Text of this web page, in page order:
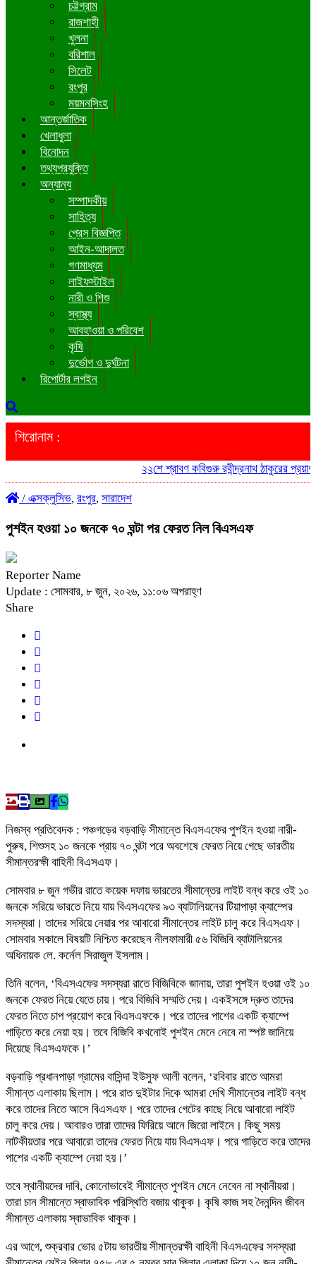
চট্টগ্রাম
রাজশাহী
খুলনা
বরিশাল
সিলেট
রংপুর
ময়মনসিংহ
আন্তর্জাতিক
খেলাধুলা
বিনোদন
তথ্যপ্রযুক্তি
অন্যান্য
সম্পাদকীয়
সাহিত্য
প্রেস বিজ্ঞপ্তি
আইন-আদালত
গণমাধ্যম
লাইফস্টাইল
নারী ও শিশু
স্বাস্থ্য
আবহাওয়া ও পরিবেশ
কৃষি
দুর্ভোগ ও দুর্ঘটনা
রিপোর্টার লগইন
শিরোনাম :
২২শে শ্রাবণ কবিগুরু রবীন্দ্রনাথ ঠাকুরের প্রয়াণ
/ এক্সক্লুসিভ, রংপুর, সারাদেশ
পুশইন হওয়া ১০ জনকে ৭০ ঘন্টা পর ফেরত নিল বিএসএফ
Reporter Name
Update : সোমবার, ৮ জুন, ২০২৬, ১১:০৬ অপরাহ্ণ
Share
নিজস্ব প্রতিবেদক : পঞ্চগড়ের বড়বাড়ি সীমান্তে বিএসএফের পুশইন হওয়া নারী-
পুরুষ, শিশুসহ ১০ জনকে প্রায় ৭০ ঘন্টা পরে অবশেষে ফেরত নিয়ে গেছে ভারতীয়
সীমান্তরক্ষী বাহিনী বিএসএফ।
সোমবার ৮ জুন গভীর রাতে কয়েক দফায় ভারতের সীমান্তের লাইট বন্ধ করে ওই ১০
জনকে সরিয়ে ভারতে নিয়ে যায় বিএসএফের ৯৩ ব্যাটালিয়নের টিয়াপাড়া ক্যাম্পের
সদস্যরা। তাদের সরিয়ে নেয়ার পর আবারো সীমান্তের লাইট চালু করে বিএসএফ।
সোমবার সকালে বিষয়টি নিশ্চিত করেছেন নীলফামারী ৫৬ বিজিবি ব্যাটালিয়নের
অধিনায়ক লে. কর্নেল সিরাজুল ইসলাম।
তিনি বলেন, ‘বিএসএফের সদস্যরা রাতে বিজিবিকে জানায়, তারা পুশইন হওয়া ওই ১০
জনকে ফেরত নিয়ে যেতে চায়। পরে বিজিবি সম্মতি দেয়। একইসঙ্গে দ্রুত তাদের
ফেরত নিতে চাপ প্রয়োগ করে বিএসএফকে। পরে তাদের পাশের একটি ক্যাম্পে
গাড়িতে করে নেয়া হয়। তবে বিজিবি কখনোই পুশইন মেনে নেবে না স্পষ্ট জানিয়ে
দিয়েছে বিএসএফকে।’
বড়বাড়ি প্রধানপাড়া গ্রামের বাসিন্দা ইউসুফ আলী বলেন, ‘রবিবার রাতে আমরা
সীমান্ত এলাকায় ছিলাম। পরে রাত দুইটার দিকে আমরা দেখি সীমান্তের লাইট বন্ধ
করে তাদের নিতে আসে বিএসএফ। পরে তাদের গেটের কাছে নিয়ে আবারো লাইট
চালু করে দেয়। আবারও তারা তাদের ফিরিয়ে আনে জিরো লাইনে। কিছু সময়
নাটকীয়তার পরে আবারো তাদের ফেরত নিয়ে যায় বিএসএফ। পরে গাড়িতে করে তাদের
পাশের একটি ক্যাম্পে নেয়া হয়।’
তবে স্থানীয়দের দাবি, কোনোভাবেই সীমান্তে পুশইন মেনে নেবেন না স্থানীয়রা।
তারা চান সীমান্তে স্বাভাবিক পরিস্থিতি বজায় থাকুক। কৃষি কাজ সহ দৈনন্দিন জীবন
সীমান্ত এলাকায় স্বাভাবিক থাকুক।
এর আগে, শুক্রবার ভোর ৫টায় ভারতীয় সীমান্তরক্ষী বাহিনী বিএসএফের সদস্যরা